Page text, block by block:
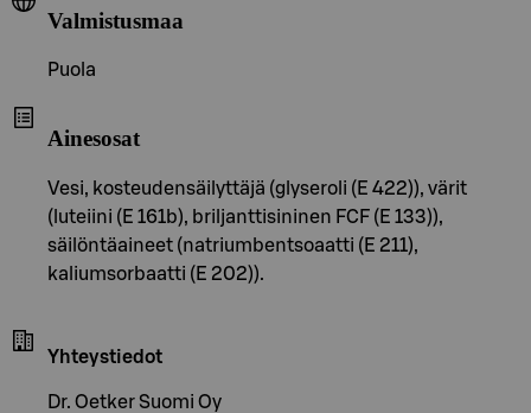
Valmistusmaa
Puola
Ainesosat
Vesi, kosteudensäilyttäjä (glyseroli (E 422)), värit
(luteiini (E 161b), briljanttisininen FCF (E 133)),
säilöntäaineet (natriumbentsoaatti (E 211),
kaliumsorbaatti (E 202)).
Yhteystiedot
Dr. Oetker Suomi Oy